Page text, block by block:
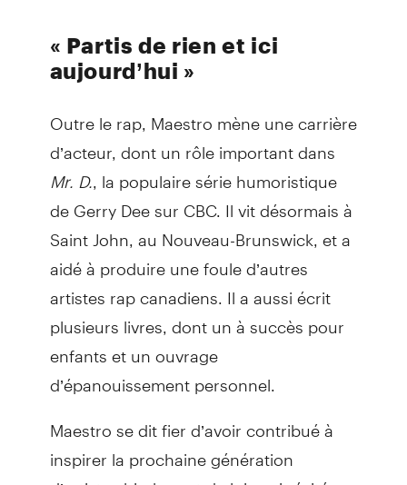
« Partis de rien et ici
aujourd’hui »
Outre le rap, Maestro mène une carrière
d’acteur, dont un rôle important dans
Mr. D. , la populaire série humoristique
de Gerry Dee sur CBC. Il vit désormais à
Saint John, au Nouveau-Brunswick, et a
aidé à produire une foule d’autres
artistes rap canadiens. Il a aussi écrit
plusieurs livres, dont un à succès pour
enfants et un ouvrage
d’épanouissement personnel.
Maestro se dit fier d’avoir contribué à
inspirer la prochaine génération